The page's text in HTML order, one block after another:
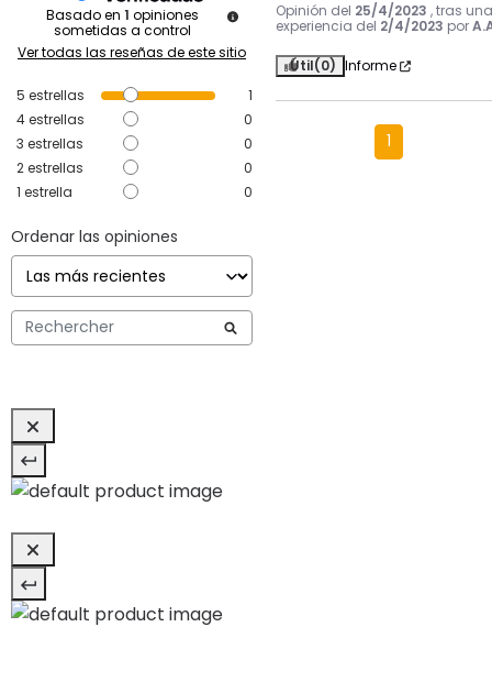
Basado en 1 opiniones
sometidas a control
Ver todas las reseñas de este sitio
5 estrellas
1
4estrellas
0
3 estrellas
0
2estrellas
0
1 estrella 0
Ordenar las opiniones
Opinión del 25/4/2023 , tras una
experiencia del 2/4/2023 por
Útil(0) Informe
1